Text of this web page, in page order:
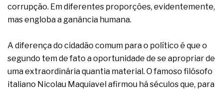
A IA elevou a régua do comprador B2B e a venda
complexa ficou ainda mais humana
corrupção. Em diferentes proporções, evidentemente,
mas engloba a ganância humana.
A diferença do cidadão comum para o político é que o
segundo tem de fato a oportunidade de se apropriar de
uma extraordinária quantia material. O famoso filósofo
italiano Nicolau Maquiavel afirmou há séculos que, para